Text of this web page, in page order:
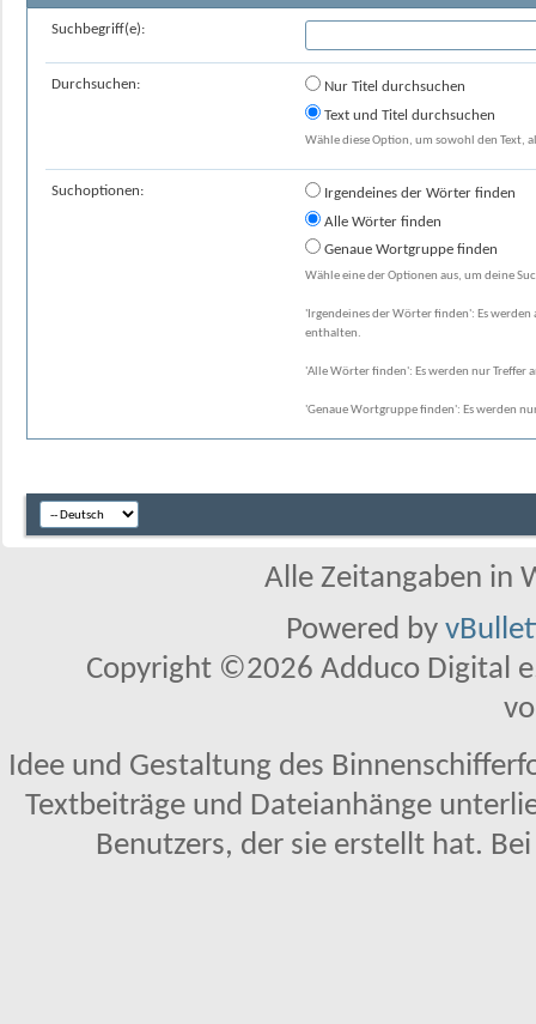
Suchbegriff(e):
Durchsuchen:
Nur Titel durchsuchen
Text und Titel durchsuchen
Wähle diese Option, um sowohl den Text,
Suchoptionen:
Irgendeines der Wörter finden
Alle Wörter finden
Genaue Wortgruppe finden
Wähle eine der Optionen aus, um deine
'Irgendeines der Wörter finden': Es werden
enthalten.
'Alle Wörter finden': Es werden nur Treffer
'Genaue Wortgruppe finden': Es werden
Alle Zeitangaben in
Powered by
Copyright ©2026 Adduco Digital
Idee und Gestaltung des
Textbeiträge und Dateianhänge
Benutzers, der sie erstellt hat.